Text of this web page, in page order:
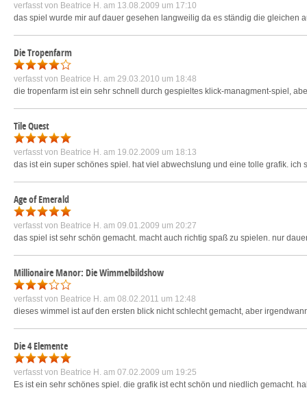
verfasst von Beatrice H. am 13.08.2009 um 17:10
das spiel wurde mir auf dauer gesehen langweilig da es ständig die
Die Tropenfarm
verfasst von Beatrice H. am 29.03.2010 um 18:48
die tropenfarm ist ein sehr schnell durch gespieltes klick-managment-spiel,
Tile Quest
verfasst von Beatrice H. am 19.02.2009 um 18:13
das ist ein super schönes spiel. hat viel abwechslung und eine tolle grafik.
Age of Emerald
verfasst von Beatrice H. am 09.01.2009 um 20:27
das spiel ist sehr schön gemacht. macht auch richtig spaß zu spielen. nur
Millionaire Manor: Die Wimmelbildshow
verfasst von Beatrice H. am 08.02.2011 um 12:48
dieses wimmel ist auf den ersten blick nicht schlecht gemacht, aber
Die 4 Elemente
verfasst von Beatrice H. am 07.02.2009 um 19:25
Es ist ein sehr schönes spiel. die grafik ist echt schön und niedlich gemacht.